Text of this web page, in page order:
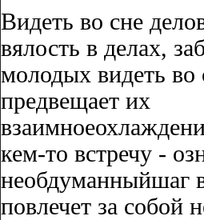
Видеть во сне
вялость в делах,
молодых видеть во
предвещает их
кем-то встречу -
необдуманныйшаг
повлечет за собой